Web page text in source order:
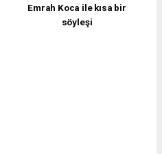
Emrah Koca ile kısa bir
söyleşi